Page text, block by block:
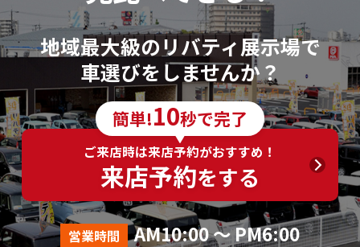
地域最大級のリバティ展示場で
車選びをしませんか？
簡単!10秒で完了
ご来店時は来店予約がおすすめ！
来店予約をする
営業時間 AM10:00 ～ PM6:00